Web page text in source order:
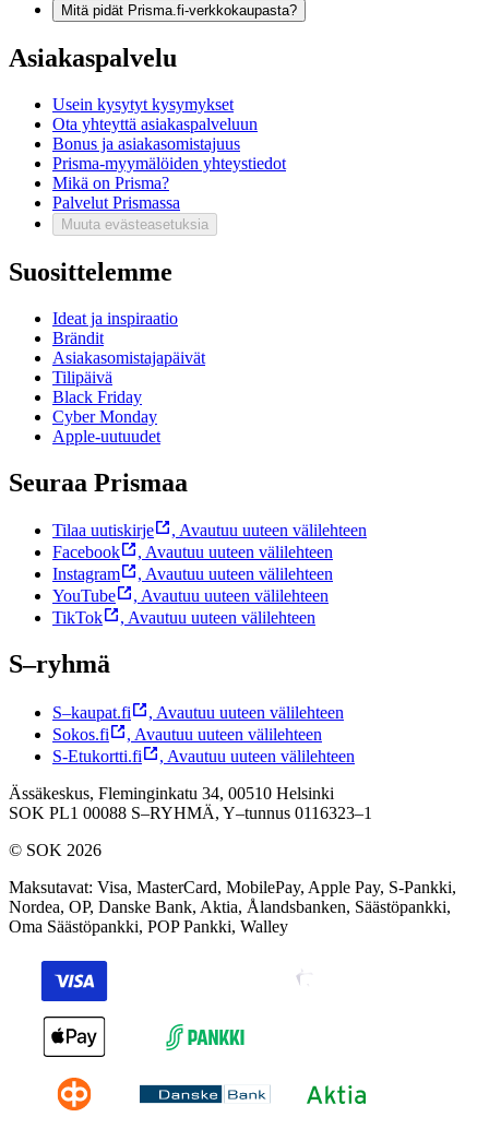
Mitä pidät Prisma.fi-verkkokaupasta?
Asiakaspalvelu
Usein kysytyt kysymykset
Ota yhteyttä asiakaspalveluun
Bonus ja asiakasomistajuus
Prisma-myymälöiden yhteystiedot
Mikä on Prisma?
Palvelut Prismassa
Muuta evästeasetuksia
Suosittelemme
Ideat ja inspiraatio
Brändit
Asiakasomistajapäivät
Tilipäivä
Black Friday
Cyber Monday
Apple-uutuudet
Seuraa Prismaa
Tilaa uutiskirje , Avautuu uuteen välilehteen
Facebook
, Avautuu uuteen välilehteen
Instagram
, Avautuu uuteen välilehteen
YouTube
, Avautuu uuteen välilehteen
TikTok
, Avautuu uuteen välilehteen
S–ryhmä
S–kaupat.fi , Avautuu uuteen välilehteen
Sokos.fi
, Avautuu uuteen välilehteen
S-Etukortti.fi
, Avautuu uuteen välilehteen
Ässäkeskus, Fleminginkatu 34, 00510 Helsinki
SOK PL1 00088 S–RYHMÄ, Y–tunnus 0116323–1
© SOK 2026
Maksutavat: Visa, MasterCard, MobilePay, Apple Pay, S-Pankki,
Nordea, OP, Danske Bank, Aktia, Ålandsbanken, Säästöpankki,
Oma Säästöpankki, POP Pankki, Walley